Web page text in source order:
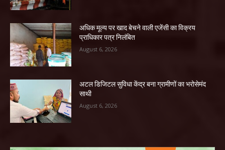
अधिक मूल्य पर खाद बेचने वाली एजेंसी का विक्रय
प्राधिकार पत्र निलंबित
August 6, 2026
अटल डिजिटल सुविधा केंद्र बना ग्रामीणों का भरोसेमंद
साथी
August 6, 2026